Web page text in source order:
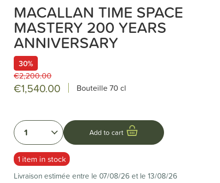
MACALLAN TIME SPACE
MASTERY 200 YEARS
ANNIVERSARY
30%
€2,200.00
€1,540.00 Bouteille70 cl
1 Add to cart
1 item in stock
Livraison estimée entre le 07/08/26 et le 13/08/26